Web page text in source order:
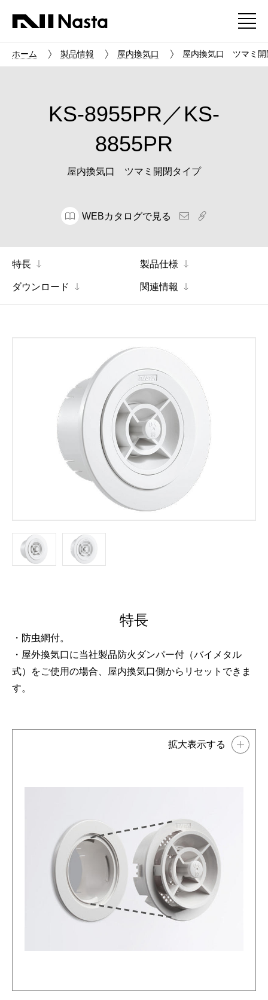
ホーム 製品情報 屋内換気口 屋内換気口 ツマミ開
KS-8955PR／KS-
8855PR
屋内換気口 ツマミ開閉タイプ
WEBカタログで見る
特長 製品仕様
ダウンロード 関連情報
特長
・防虫網付。
・屋外換気口に当社製品防火ダンパー付（バイメタル
式）をご使用の場合、屋内換気口側からリセットできま
す。